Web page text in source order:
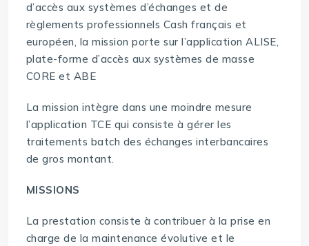
d’accès aux systèmes d’échanges et de
règlements professionnels Cash français et
européen, la mission porte sur l’application ALISE,
plate-forme d’accès aux systèmes de masse
CORE et ABE
La mission intègre dans une moindre mesure
l’application TCE qui consiste à gérer les
traitements batch des échanges interbancaires
de gros montant.
MISSIONS
La prestation consiste à contribuer à la prise en
charge de la maintenance évolutive et le